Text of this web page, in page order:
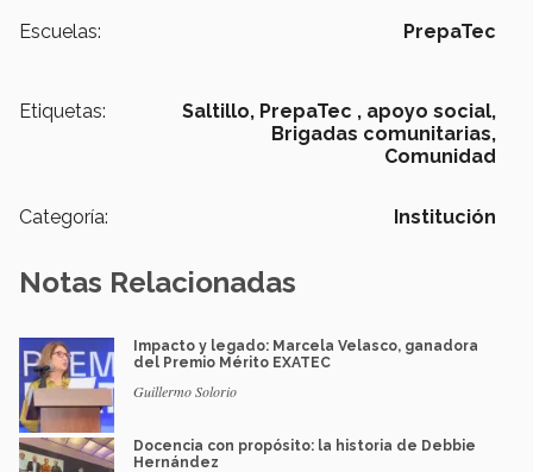
Escuelas: PrepaTec
Etiquetas: Saltillo, PrepaTec , apoyo social,
Brigadas comunitarias,
Comunidad
Categoría: Institución
Notas Relacionadas
Impacto y legado: Marcela Velasco, ganadora
del Premio Mérito EXATEC
Guillermo Solorio
Docencia con propósito: la historia de Debbie
Hernández